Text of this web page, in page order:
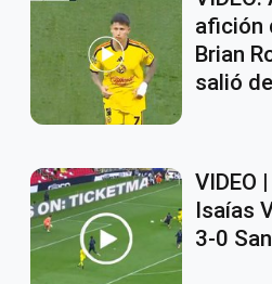
afición
Brian
salió
VIDEO
Isaías
3-0